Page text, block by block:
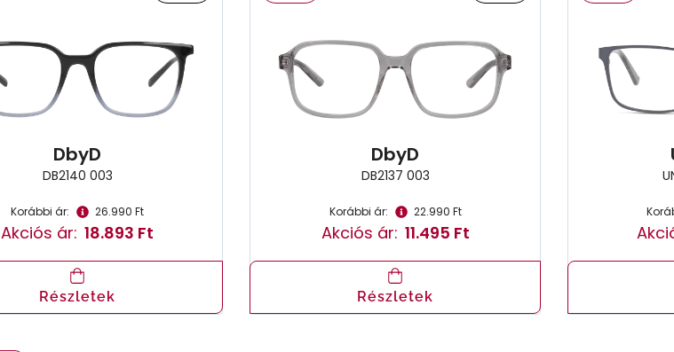
DbyD
DB2140 003
Korábbi ár: 26.990 Ft
Akciós ár: 18.893 Ft
Részletek
DbyD
DB2137 003
Korábbi ár: 22.990 Ft
Akciós ár: 11.495 Ft
Részletek